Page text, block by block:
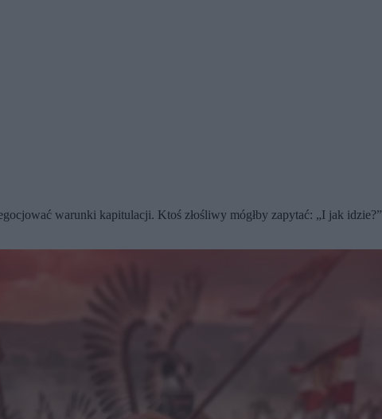
warunki kapitulacji. Ktoś złośliwy mógłby zapytać: „I jak